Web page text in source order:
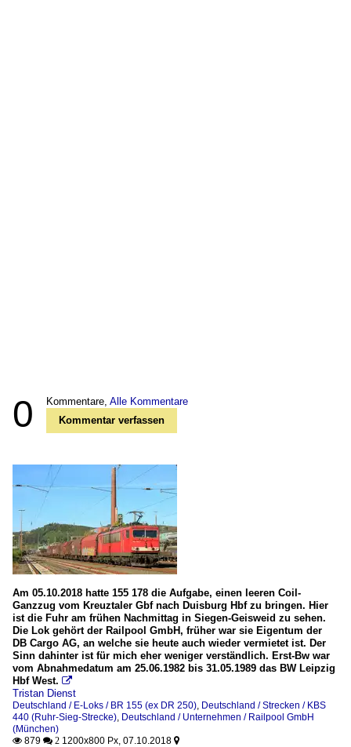
0 Kommentare, Alle Kommentare
Kommentar verfassen
Am 05.10.2018 hatte 155 178 die Aufgabe, einen leeren Coil-
Ganzzug vom Kreuztaler Gbf nach Duisburg Hbf zu bringen. Hier
ist die Fuhr am frühen Nachmittag in Siegen-Geisweid zu sehen.
Die Lok gehört der Railpool GmbH, früher war sie Eigentum der
DB Cargo AG, an welche sie heute auch wieder vermietet ist. Der
Sinn dahinter ist für mich eher weniger verständlich. Erst-Bw war
vom Abnahmedatum am 25.06.1982 bis 31.05.1989 das BW Leipzig
Hbf West. 
Tristan Dienst
Deutschland / E-Loks / BR 155 (ex DR 250), Deutschland / Strecken / KBS
440 (Ruhr-Sieg-Strecke), Deutschland / Unternehmen / Railpool GmbH
(München)
 879  2 1200x800 Px, 07.10.2018 